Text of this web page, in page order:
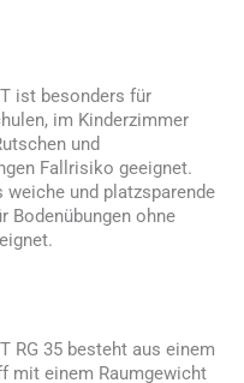
ist besonders für
im Kinderzimmer
und
Fallrisiko geeignet.
und platzsparende
Bodenübungen ohne
RG 35 besteht aus einem
mit einem Raumgewicht